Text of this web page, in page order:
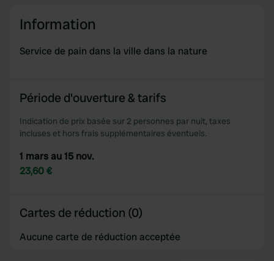
provided to them or that they’ve collected from your use
Information
Service de pain dans la ville dans la nature
Période d'ouverture & tarifs
Indication de prix basée sur 2 personnes par nuit, taxes
incluses et hors frais supplémentaires éventuels.
1 mars au 15 nov.
23,60 €
Cartes de réduction (0)
Aucune carte de réduction acceptée